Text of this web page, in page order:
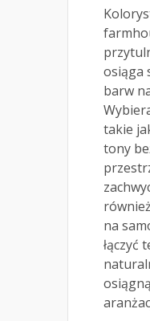
osiąga
barw
takie
tony
na
łączyć